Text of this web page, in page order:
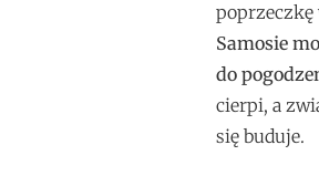
poprzeczkę
Samosie
do
cierpi, a
się buduje.